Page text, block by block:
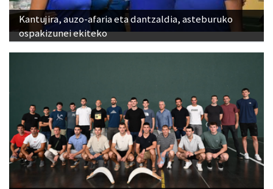
Kantujira, auzo-afaria eta dantzaldia, asteburuko
ospakizunei ekiteko